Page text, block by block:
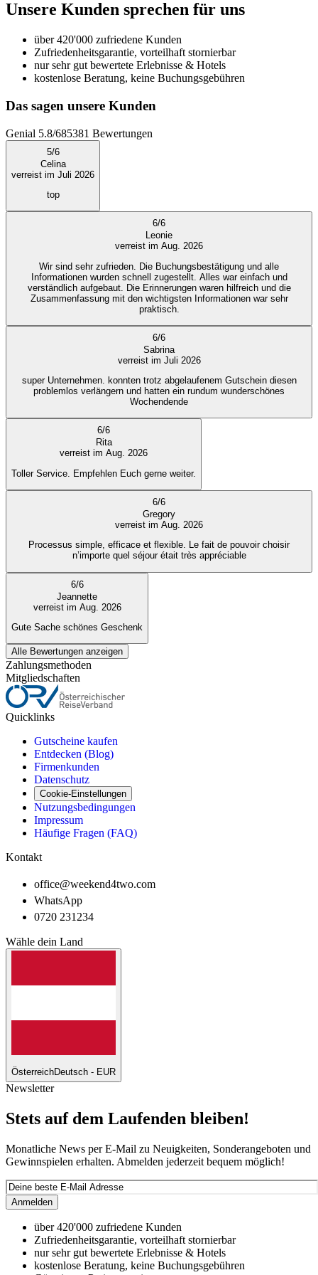
Unsere Kunden sprechen für uns
über 420'000 zufriedene Kunden
Zufriedenheitsgarantie, vorteilhaft stornierbar
nur sehr gut bewertete Erlebnisse & Hotels
kostenlose Beratung, keine Buchungsgebühren
Das sagen unsere Kunden
Genial 5.8/685381 Bewertungen
5/6
Celina
verreist im Juli 2026
top
6/6
Leonie
verreist im Aug. 2026
Wir sind sehr zufrieden. Die Buchungsbestätigung und alle
Informationen wurden schnell zugestellt. Alles war einfach und
verständlich aufgebaut. Die Erinnerungen waren hilfreich und die
Zusammenfassung mit den wichtigsten Informationen war sehr
praktisch.
6/6
Sabrina
verreist im Juli 2026
super Unternehmen. konnten trotz abgelaufenem Gutschein diesen
problemlos verlängern und hatten ein rundum wunderschönes
Wochendende
6/6
Rita
verreist im Aug. 2026
Toller Service. Empfehlen Euch gerne weiter.
6/6
Gregory
verreist im Aug. 2026
Processus simple, efficace et flexible. Le fait de pouvoir choisir
n’importe quel séjour était très appréciable
6/6
Jeannette
verreist im Aug. 2026
Gute Sache schönes Geschenk
Alle Bewertungen anzeigen
Zahlungsmethoden
Mitgliedschaften
Quicklinks
Gutscheine kaufen
Entdecken (Blog)
Firmenkunden
Datenschutz
Cookie-Einstellungen
Nutzungsbedingungen
Impressum
Häufige Fragen (FAQ)
Kontakt
office@weekend4two.com
WhatsApp
0720 231234
Wähle dein Land
ÖsterreichDeutsch - EUR
Newsletter
Stets auf dem Laufenden bleiben!
Monatliche News per E-Mail zu Neuigkeiten, Sonderangeboten und
Gewinnspielen erhalten. Abmelden jederzeit bequem möglich!
Anmelden
über 420'000 zufriedene Kunden
Zufriedenheitsgarantie, vorteilhaft stornierbar
nur sehr gut bewertete Erlebnisse & Hotels
kostenlose Beratung, keine Buchungsgebühren